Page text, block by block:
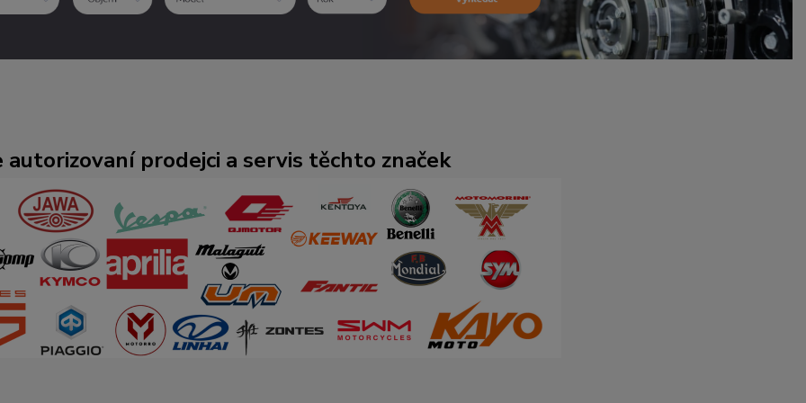
autorizovaní prodejci a servis těchto značek